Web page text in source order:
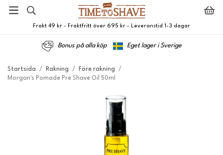
Frakt 49 kr - Fraktfritt över 695 kr - Leveranstid 1-3 dagar
Bonus på alla köp Eget lager i Sverige
Startsida / Rakning / Före rakning
/
Morgan's Pomade Pre Shave Oil 50ml